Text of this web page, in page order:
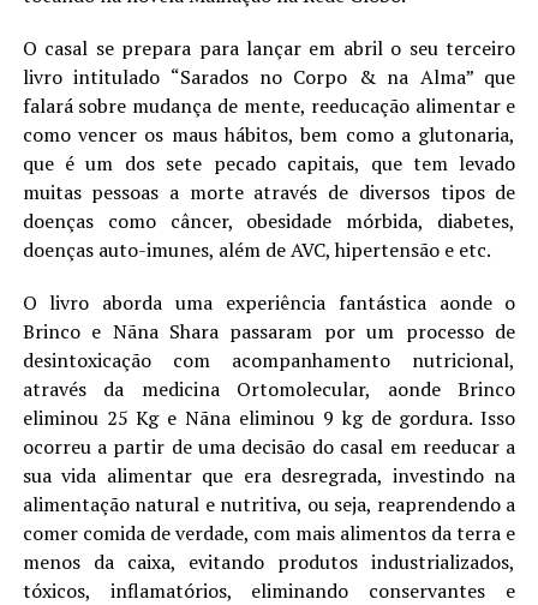
O casal se prepara para lançar em abril o seu terceiro
livro intitulado “Sarados no Corpo & na Alma” que
falará sobre mudança de mente, reeducação alimentar e
como vencer os maus hábitos, bem como a glutonaria,
que é um dos sete pecado capitais, que tem levado
muitas pessoas a morte através de diversos tipos de
doenças como câncer, obesidade mórbida, diabetes,
doenças auto-imunes, além de AVC, hipertensão e etc.
O livro aborda uma experiência fantástica aonde o
Brinco e Nãna Shara passaram por um processo de
desintoxicação com acompanhamento nutricional,
através da medicina Ortomolecular, aonde Brinco
eliminou 25 Kg e Nãna eliminou 9 kg de gordura. Isso
ocorreu a partir de uma decisão do casal em reeducar a
sua vida alimentar que era desregrada, investindo na
alimentação natural e nutritiva, ou seja, reaprendendo a
comer comida de verdade, com mais alimentos da terra e
menos da caixa, evitando produtos industrializados,
tóxicos, inflamatórios, eliminando conservantes e